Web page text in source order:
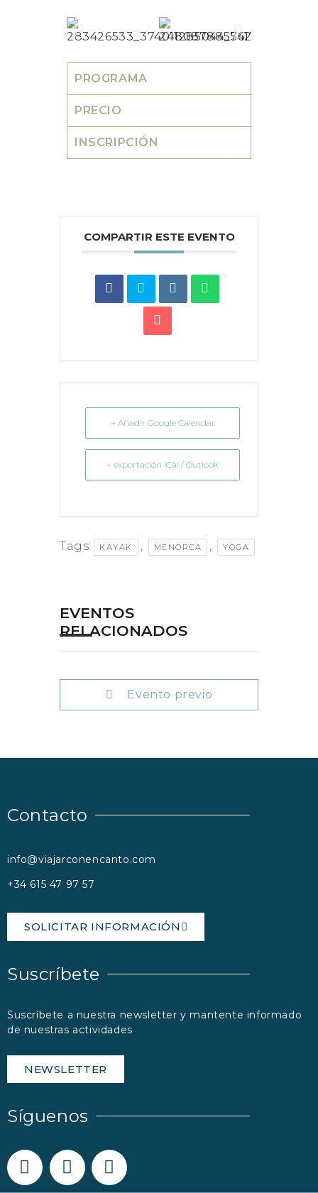
PROGRAMA
PRECIO
INSCRIPCIÓN
COMPARTIR ESTE EVENTO
+ Añadir Google Calendar
+ exportación iCal / Outlook
Tags: KAYAK , MENORCA , YOGA
EVENTOS
RELACIONADOS
Evento previo
Contacto
info@viajarconencanto.com
+34 615 47 97 57
SOLICITAR INFORMACIÓN
Suscríbete
Suscríbete a nuestra newsletter y mantente informado
de nuestras actividades
NEWSLETTER
Síguenos